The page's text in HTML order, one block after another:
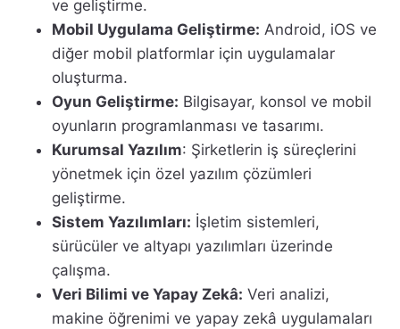
ve geliştirme.
Mobil Uygulama Geliştirme: Android, iOS ve
diğer mobil platformlar için uygulamalar
oluşturma.
Oyun Geliştirme: Bilgisayar, konsol ve mobil
oyunların programlanması ve tasarımı.
Kurumsal Yazılım: Şirketlerin iş süreçlerini
yönetmek için özel yazılım çözümleri
geliştirme.
Sistem Yazılımları: İşletim sistemleri,
sürücüler ve altyapı yazılımları üzerinde
çalışma.
Veri Bilimi ve Yapay Zekâ: Veri analizi,
makine öğrenimi ve yapay zekâ uygulamaları